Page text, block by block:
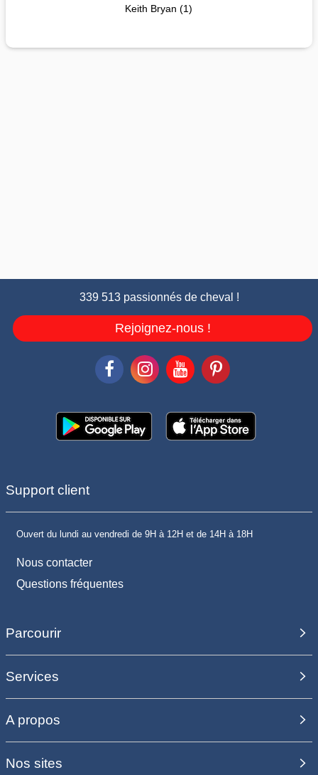
Keith Bryan (1)
339 513 passionnés de cheval !
Rejoignez-nous !
Support client
Ouvert du lundi au vendredi de 9H à 12H et de 14H à 18H
Nous contacter
Questions fréquentes
Parcourir
Services
A propos
Nos sites